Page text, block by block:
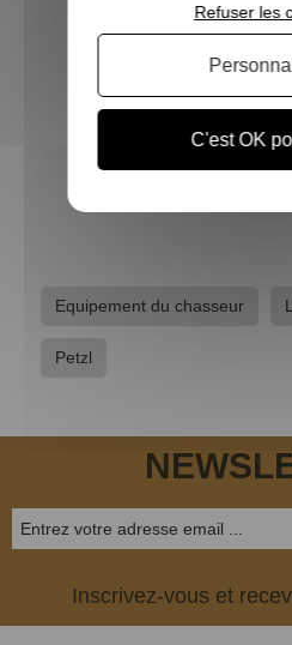
Equipement du chasseur
Petzl
Inscrivez-vous et
C'est OK
Refuser les